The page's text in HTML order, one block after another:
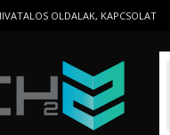
OLDALAK, KAPCSOLAT